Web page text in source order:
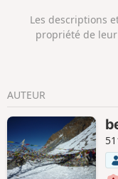
Les descriptions
propriété de
AUTEUR